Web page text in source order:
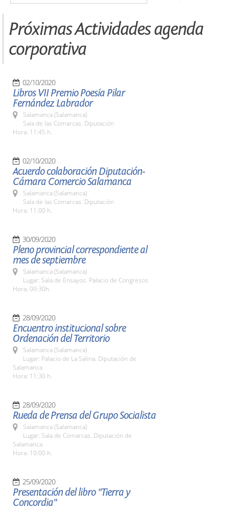
Próximas Actividades agenda
corporativa
02/10/2020
Libros VII Premio Poesía Pilar
Fernández Labrador
Salamanca (Salamanca)
Sala de las Comarcas. Diputación
Hora: 11:45 h.
02/10/2020
Acuerdo colaboración Diputación-
Cámara Comercio Salamanca
Salamanca (Salamanca)
Sala de las Comarcas. Diputación
Hora: 11:00 h.
30/09/2020
Pleno provincial correspondiente al
mes de septiembre
Salamanca (Salamanca)
Lugar: Sala de Ensayos. Palacio de Congresos
Hora: 09:30h.
28/09/2020
Encuentro institucional sobre
Ordenación del Territorio
Salamanca (Salamanca)
Lugar: Palacio de La Salina. Diputación de
Salamanca
Hora: 11:30 h.
28/09/2020
Rueda de Prensa del Grupo Socialista
Salamanca (Salamanca)
Lugar: Sala de Comarcas. Diputación de
Salamanca
Hora: 10:00 h.
25/09/2020
Presentación del libro "Tierra y
Concordia"